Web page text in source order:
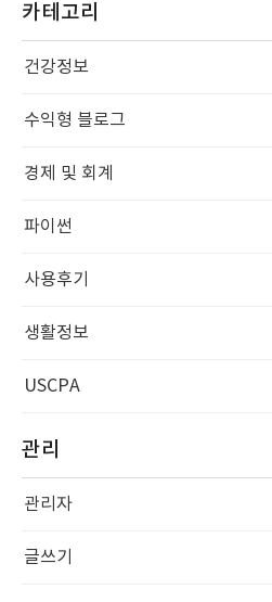
카테고리
건강정보
수익형 블로그
경제 및 회계
파이썬
사용후기
생활정보
USCPA
관리
관리자
글쓰기